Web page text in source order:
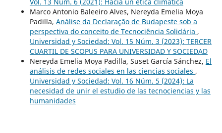
Vol. 13 Núm. 6 (2021): Hacia un ética climática
Marco Antonio Baleeiro Alves, Nereyda Emelia Moya
Padilla, Análise da Declaração de Budapeste sob a
perspectiva do conceito de Tecnociência Solidária ,
Universidad y Sociedad: Vol. 15 Núm. 3 (2023): TERCER
CUARTIL DE SCOPUS PARA UNIVERSIDAD Y SOCIEDAD
Nereyda Emelia Moya Padilla, Suset García Sánchez, El
análisis de redes sociales en las ciencias sociales ,
Universidad y Sociedad: Vol. 16 Núm. 5 (2024): La
necesidad de unir el estudio de las tecnociencias y las
humanidades